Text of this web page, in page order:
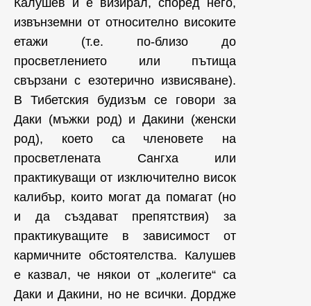
Калушев и е визирал, според него,
извънземни от относително високите
етажи (т.е. по-близо до
просветлението или пътища
свързани с езотерично извисяване).
В Тибетския будизъм се говори за
Даки (мъжки род) и Дакини (женски
род), което са членовете на
просветлената Сангха или
практикуващи от изключително висок
калибър, които могат да помагат (но
и да създават препятствия) за
практикуващите в зависимост от
кармичните обстоятелства. Калушев
е казвал, че някои от „колегите“ са
Даки и Дакини, но не всички. Дордже